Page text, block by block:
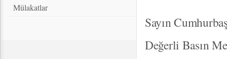
Mülakatlar
Sayın
Değerli Basın